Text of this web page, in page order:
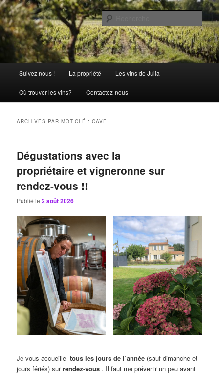
Aller
au
contenu
principal
Aller
au
contenu
secondaireChâteau Julia
La passion comme tradition
principal
Suivez nous ! La propriété Les vins de Julia
Où trouver les vins? Contactez-nous
ARCHIVES PAR MOT-CLÉ :CAVE
Dégustations avec la
propriétaire et vigneronne sur
rendez-vous !!
Publié le2 août 2026
Je vous accueille tous les jours de l’année (sauf dimanche et
jours fériés) surrendez-vous . Il faut me prévenir un peu avant